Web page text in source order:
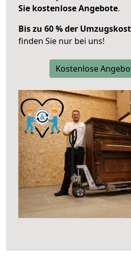
Sie kostenlose Angebote.
Bis zu 60 % der
finden Sie nur bei uns!
Kostenlose